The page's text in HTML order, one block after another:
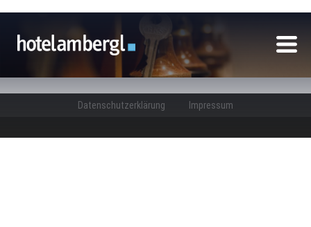
Datenschutzerklärung Impressum